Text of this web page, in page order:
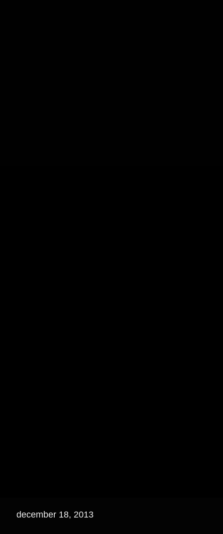
december 18, 2013